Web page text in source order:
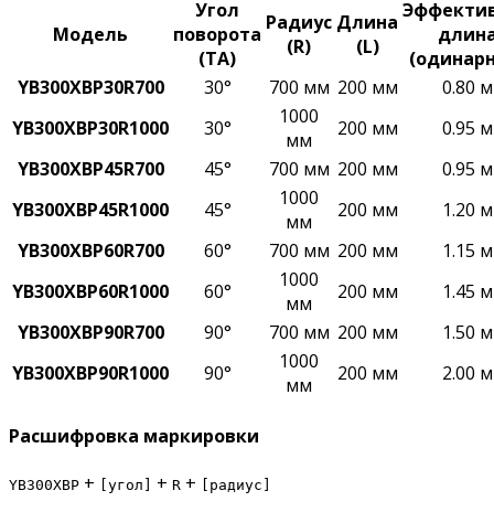
Модель
Угол
поворота
(TA)
Радиус
(R)
Длина
(L)
YB300XBP30R700
30° 700 мм 200 мм
0.80 м
YB300XBP30R1000
30°
1000
мм
200 мм
0.95 м
YB300XBP45R700
45° 700 мм 200 мм
0.95 м
YB300XBP45R1000
45°
1000
мм
200 мм
1.20 м
YB300XBP60R700
60° 700 мм 200 мм
1.15 м
YB300XBP60R1000
60°
1000
мм
200 мм
1.45 м
YB300XBP90R700
90° 700 мм 200 мм
1.50 м
YB300XBP90R1000
90°
1000
мм
200 мм 2.00 м
Расшифровка маркировки
YB300XBP + [угол] + R + [радиус]